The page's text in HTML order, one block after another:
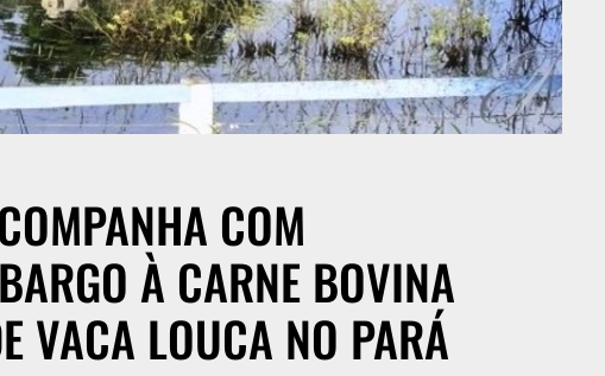
COM
À CARNE BOVINA
VACA LOUCA NO PARÁ